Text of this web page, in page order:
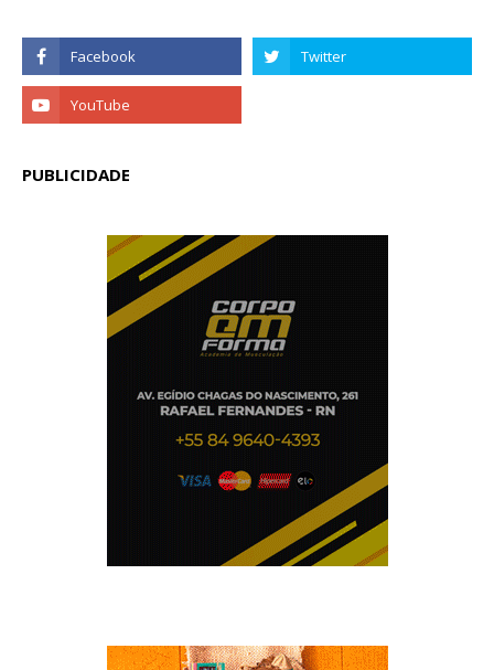
PUBLICIDADE